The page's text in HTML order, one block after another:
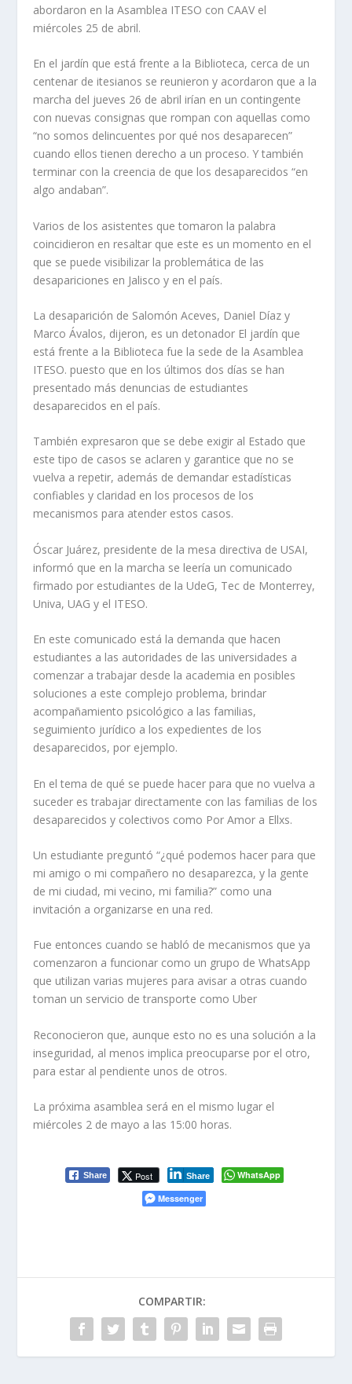
abordaron en la Asamblea ITESO con CAAV el
miércoles 25 de abril.
En el jardín que está frente a la Biblioteca, cerca de un
centenar de itesianos se reunieron y acordaron que a la
marcha del jueves 26 de abril irían en un contingente
con nuevas consignas que rompan con aquellas como
“no somos delincuentes por qué nos desaparecen”
cuando ellos tienen derecho a un proceso. Y también
terminar con la creencia de que los desaparecidos “en
algo andaban”.
Varios de los asistentes que tomaron la palabra
coincidieron en resaltar que este es un momento en el
que se puede visibilizar la problemática de las
desapariciones en Jalisco y en el país.
La desaparición de Salomón Aceves, Daniel Díaz y
Marco Ávalos, dijeron, es un detonador El jardín que
está frente a la Biblioteca fue la sede de la Asamblea
ITESO. puesto que en los últimos dos días se han
presentado más denuncias de estudiantes
desaparecidos en el país.
También expresaron que se debe exigir al Estado que
este tipo de casos se aclaren y garantice que no se
vuelva a repetir, además de demandar estadísticas
confiables y claridad en los procesos de los
mecanismos para atender estos casos.
Óscar Juárez, presidente de la mesa directiva de USAI,
informó que en la marcha se leería un comunicado
firmado por estudiantes de la UdeG, Tec de Monterrey,
Univa, UAG y el ITESO.
En este comunicado está la demanda que hacen
estudiantes a las autoridades de las universidades a
comenzar a trabajar desde la academia en posibles
soluciones a este complejo problema, brindar
acompañamiento psicológico a las familias,
seguimiento jurídico a los expedientes de los
desaparecidos, por ejemplo.
En el tema de qué se puede hacer para que no vuelva a
suceder es trabajar directamente con las familias de los
desaparecidos y colectivos como Por Amor a Ellxs.
Un estudiante preguntó “¿qué podemos hacer para que
mi amigo o mi compañero no desaparezca, y la gente
de mi ciudad, mi vecino, mi familia?” como una
invitación a organizarse en una red.
Fue entonces cuando se habló de mecanismos que ya
comenzaron a funcionar como un grupo de WhatsApp
que utilizan varias mujeres para avisar a otras cuando
toman un servicio de transporte como Uber
Reconocieron que, aunque esto no es una solución a la
inseguridad, al menos implica preocuparse por el otro,
para estar al pendiente unos de otros.
La próxima asamblea será en el mismo lugar el
miércoles 2 de mayo a las 15:00 horas.
Share Post Share
WhatsApp
Messenger
COMPARTIR: